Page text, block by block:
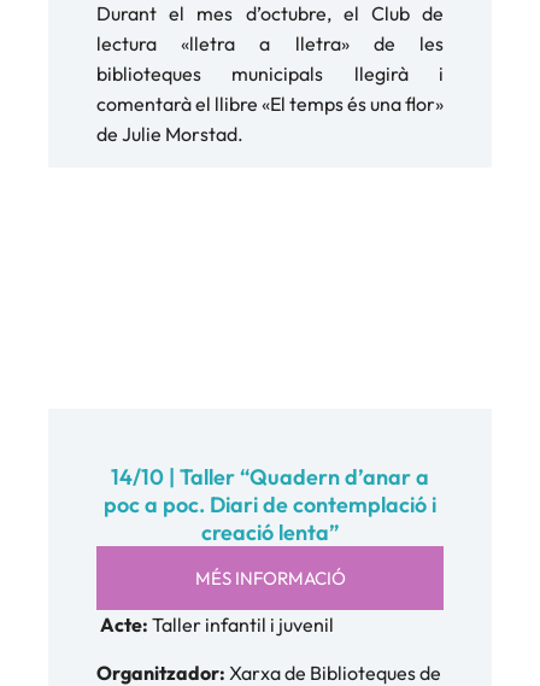
Durant el mes d’octubre, el Club de
lectura «lletra a lletra» de les
biblioteques municipals llegirà i
comentarà el llibre «El temps és una flor»
de Julie Morstad.
14/10 | Taller “Quadern d’anar a
poc a poc. Diari de contemplació i
creació lenta”
MÉS INFORMACIÓ
Acte: Taller infantil i juvenil
Organitzador: Xarxa de Biblioteques de